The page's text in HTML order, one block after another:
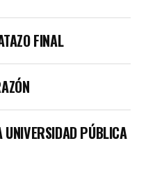
FINAL
PÚBLICA